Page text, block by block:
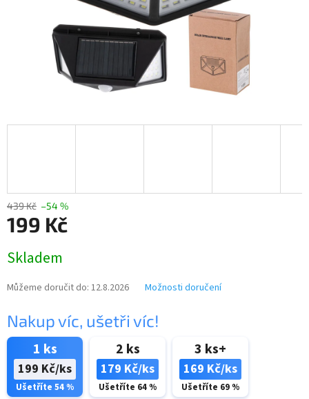
M
A
439 Kč –54 %
199 Kč
cena:
Skladem
Můžeme doručit do: 12.8.2026 Možnosti doručení
Nakup víc, ušetři víc!
1 ks
199 Kč/ks
Ušetříte 54 %
2 ks
179 Kč/ks
Ušetříte 64 %
3 ks+
169 Kč/ks
Ušetříte 69 %